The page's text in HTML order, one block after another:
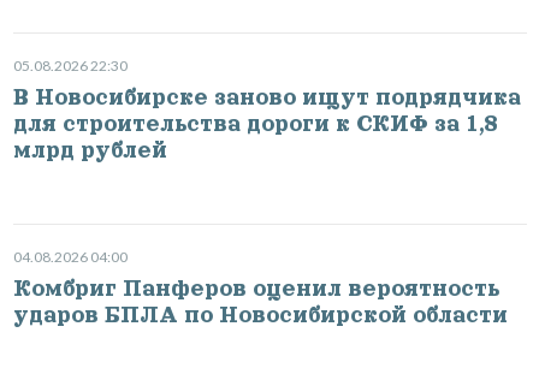
05.08.2026 22:30
В Новосибирске заново ищут подрядчика
для строительства дороги к СКИФ за 1,8
млрд рублей
04.08.2026 04:00
Комбриг Панферов оценил вероятность
ударов БПЛА по Новосибирской области